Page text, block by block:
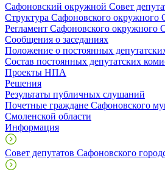
Сафоновский окружной Совет
Структура Сафоновского окружного
Регламент Сафоновского окружного
Сообщения о заседаниях
Положение о постоянных
Состав постоянных депутатских
Проекты НПА
Решения
Результаты публичных слушаний
Почетные граждане Сафоновского
Смоленской области
Информация
Совет депутатов Сафоновского